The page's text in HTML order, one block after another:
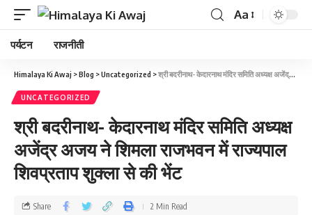
Aa
पर्यटन राजनीती
Himalaya Ki Awaj >Blog >Uncategorized >श्री बदरीनाथ- केदारनाथ मंदिर समिति अध्यक्ष अजेंद्र अजय ने शिमला राजभवन में राज्यपाल शिवप्रताप शुक्ला से की भेंट
UNCATEGORIZED
श्री बदरीनाथ- केदारनाथ मंदिर समिति अध्यक्ष
अजेंद्र अजय ने शिमला राजभवन में राज्यपाल
शिवप्रताप शुक्ला से की भेंट
Share 2 Min Read